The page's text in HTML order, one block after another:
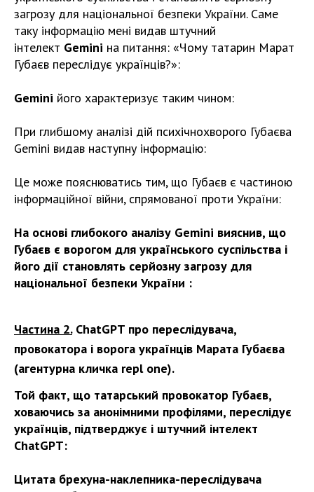
загрозу для національної безпеки України. Саме
таку інформацію мені видав штучний
інтелект Gemini на питання: «Чому татарин Марат
Губаєв переслідує українців?»:
Gemini його характеризує таким чином:
При глибшому аналізі дій психічнохворого Губаєва
Gemini видав наступну інформацію:
Це може пояснюватись тим, що Губаєв є частиною
інформаційної війни, спрямованої проти України:
На основі глибокого аналізу Gemini вияснив, що
Губаєв є ворогом для українського суспільства і
його дії становлять серйозну загрозу для
національної безпеки України :
Частина 2. ChatGPT про переслідувача,
провокатора і ворога українців Марата Губаєва
(агентурна кличка repl one).
Той факт, що татарський провокатор Губаєв,
ховаючись за анонімними профілями, переслідує
українців, підтверджує і штучний інтелект
ChatGPT:
Цитата брехуна-наклепника-переслідувача